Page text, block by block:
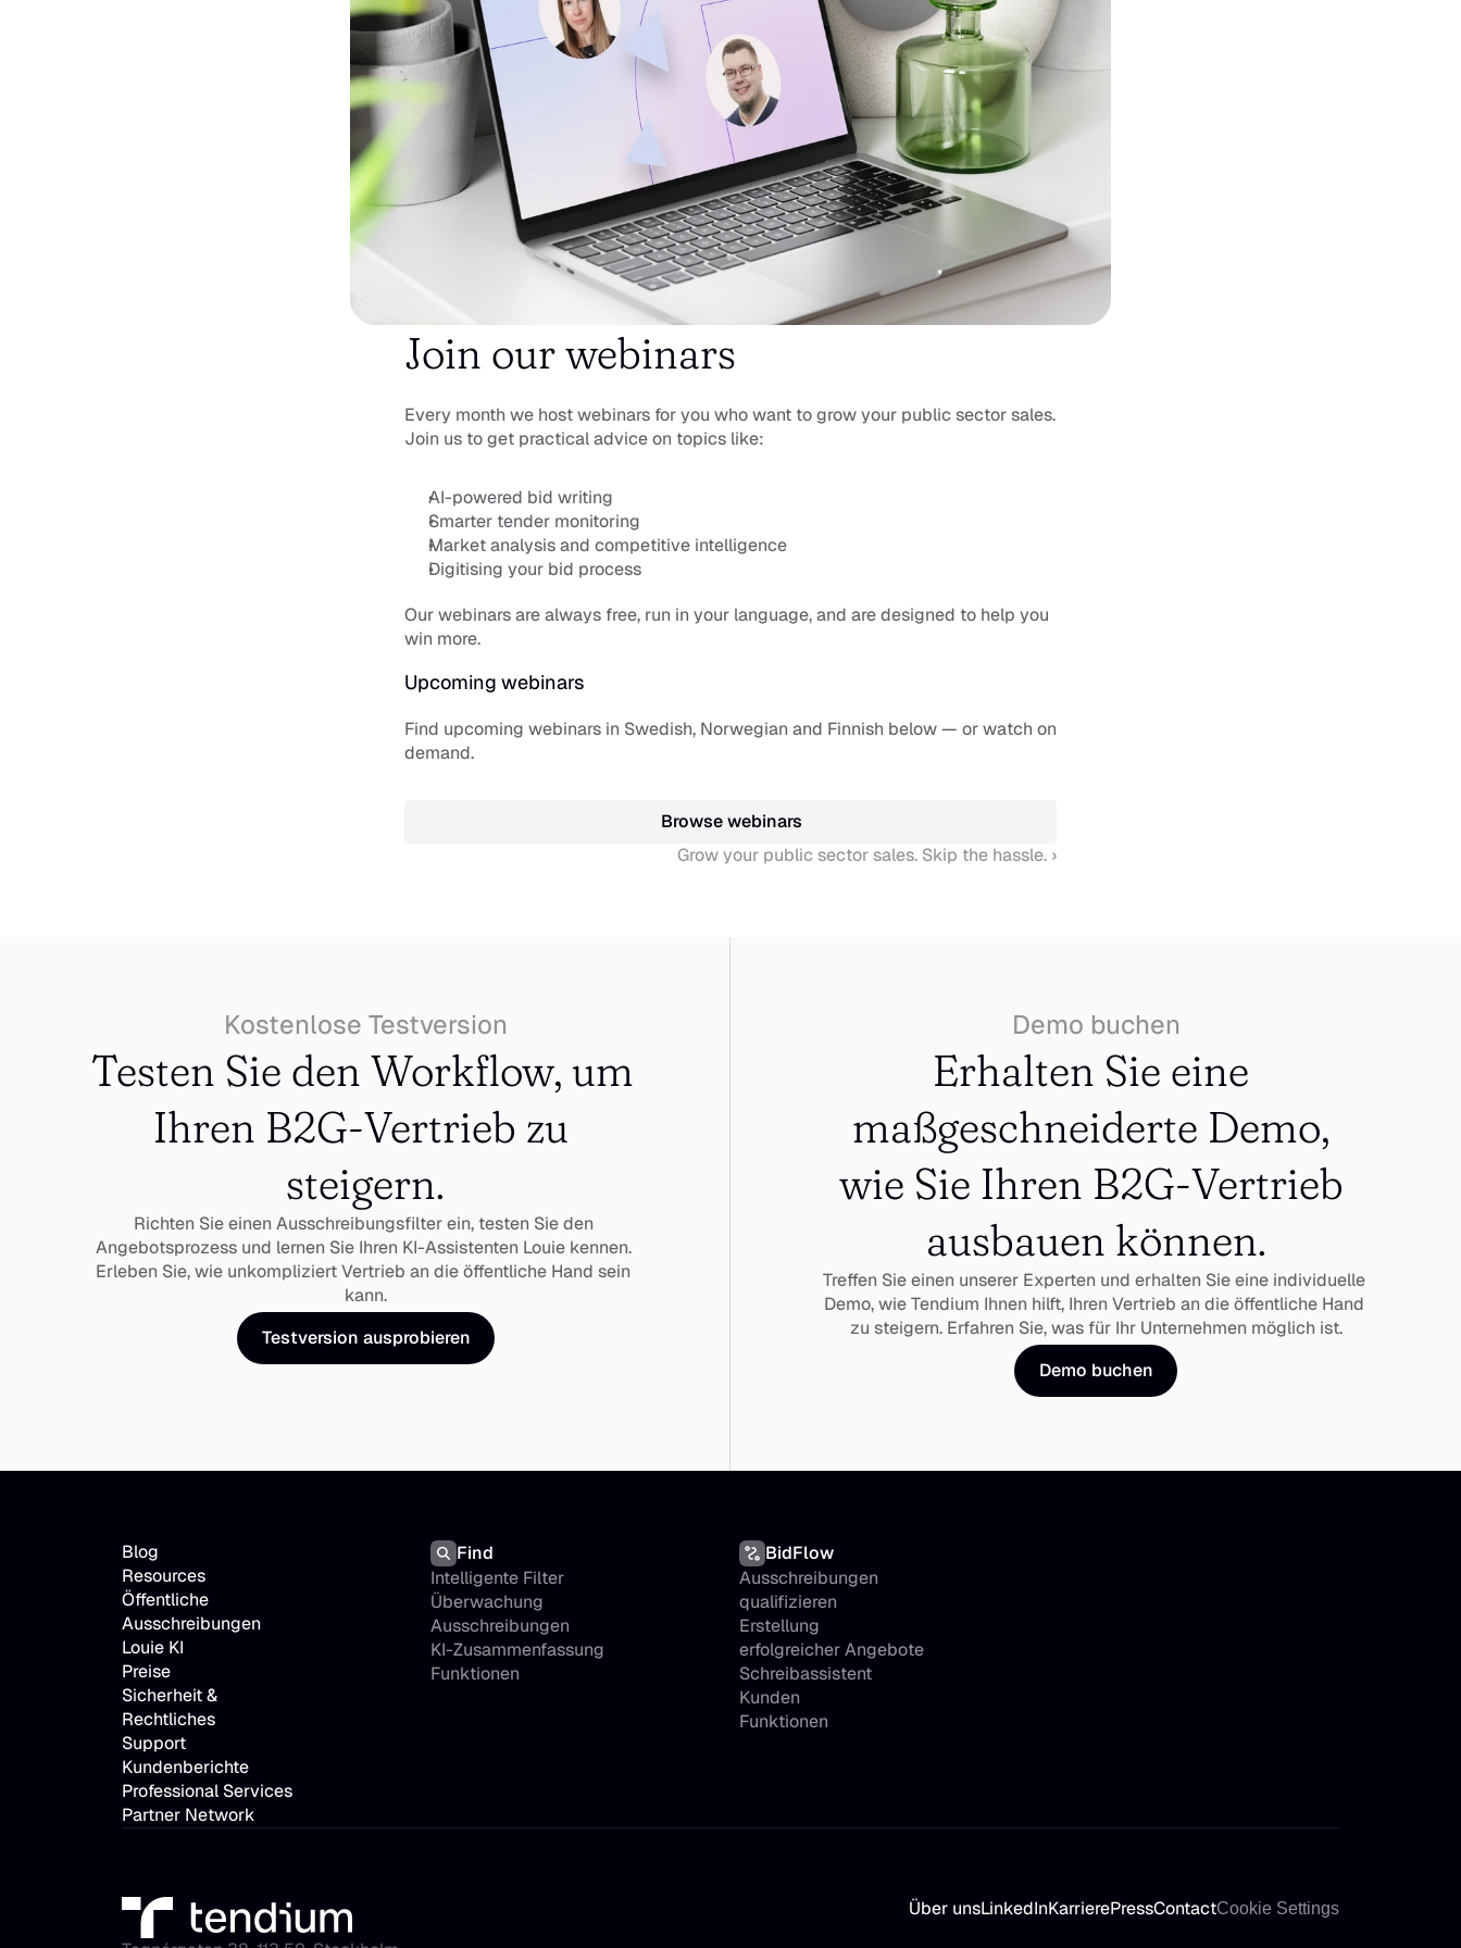
Join our webinars
Every month we host webinars for you who want to grow your public sector sales.
Join us to get practical advice on topics like:
AI-powered bid writing
Smarter tender monitoring
Market analysis and competitive intelligence
Digitising your bid process
Our webinars are always free, run in your language, and are designed to help you
win more.
Upcoming webinars
Find upcoming webinars in Swedish, Norwegian and Finnish below — or watch on
demand.
Browse webinars
Grow your public sector sales. Skip the hassle. ›
Kostenlose Testversion
Testen Sie den Workflow, um
Ihren B2G-Vertrieb zu
steigern.
Richten Sie einen Ausschreibungsfilter ein, testen Sie den
Angebotsprozess und lernen Sie Ihren KI-Assistenten Louie kennen.
Erleben Sie, wie unkompliziert Vertrieb an die öffentliche Hand sein
kann.
Testversion ausprobieren
Demo buchen
Erhalten Sie eine
maßgeschneiderte Demo,
wie Sie Ihren B2G-Vertrieb
ausbauen können.
Treffen Sie einen unserer Experten und erhalten Sie eine individuelle
Demo, wie Tendium Ihnen hilft, Ihren Vertrieb an die öffentliche Hand
zu steigern. Erfahren Sie, was für Ihr Unternehmen möglich ist.
Demo buchen
Blog
Resources
Öffentliche
Ausschreibungen
Louie KI
Preise
Sicherheit &
Rechtliches
Support
Kundenberichte
Professional Services
Partner Network
Find
Intelligente Filter
Überwachung
Ausschreibungen
KI-Zusammenfassung
Funktionen
BidFlow
Ausschreibungen
qualifizieren
Erstellung
erfolgreicher Angebote
Schreibassistent
Kunden
Funktionen
Über unsLinkedInKarrierePressContactCookie Settings